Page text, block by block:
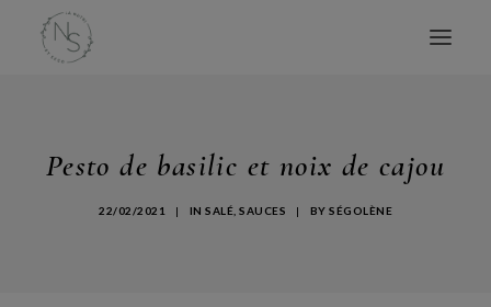
MES LIVRES
CONSULTATIONS
Pesto de basilic et noix de cajou
22/02/2021 | IN SALÉ SAUCES | BY SÉGOLÈNE